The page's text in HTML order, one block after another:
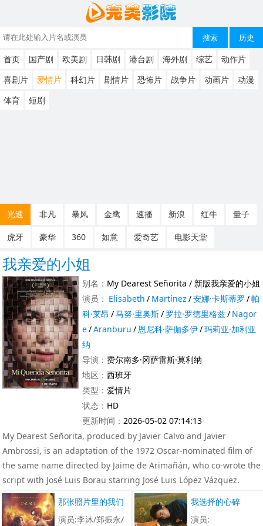
搜索 历史
首页 国产剧 欧美剧 日韩剧 港台剧 海外剧 综艺
动作片
喜剧片
爱情片 科幻片 剧情片 恐怖片 战争片 动画片
动漫
体育
短剧
光速 非凡 暴风 金鹰 速播 新浪 红牛 量子
虎牙 豪华 360 如意 爱奇艺 电影天堂
我亲爱的小姐
别名： My Dearest Señorita / 新版我亲爱的小姐
演员： Elisabeth / Martínez /安娜·卡斯蒂罗 /帕
科·莱昂 /马努·里奥斯/ 罗拉·罗德里格兹/ Nagor
e/Aranburu /恩尼科·萨伽多伊/玛莉亚·加利亚
纳
导演： 费尔南多·冈萨雷斯·莫利纳
地区： 西班牙
类型： 爱情片
状态： HD
更新时间： 2026-05-02 07:14:13
My Dearest Señorita, produced by Javier Calvo and Javier
Ambrossi, is an adaptation of the 1972 Oscar-nominated film of
the same name directed by Jaime de Arimañán, who co-wrote the
script with José Luis Borau starring José Luis López Vázquez.
那张照片里的我们
演员:李沐/郑振永/
我选择的心碎
演员: